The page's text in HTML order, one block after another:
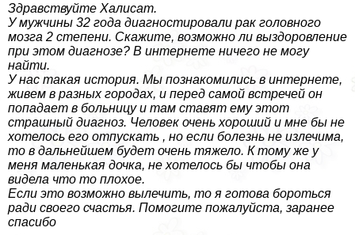
Здравствуйте Халисат.
У мужчины 32 года диагностировали paк головного
мозга 2 степени. Скажите, возможно ли выздоровление
при этом диагнозе? В интернете ничего не могу
найти.
У нас такая история. Мы познакомились в интернете,
живем в разных городах, и перед самой встречей он
попадает в больницу и там ставят ему этот
страшный диагноз. Человек очень хороший и мне бы не
хотелось его отпускать , но если болезнь не излечима,
то в дальнейшем будет очень тяжело. К тому же у
меня маленькая дочка, не хотелось бы чтобы она
видела что то плохое.
Если это возможно вылечить, то я готова бороться
ради своего счастья. Помогите пожалуйста, заранее
спасибо